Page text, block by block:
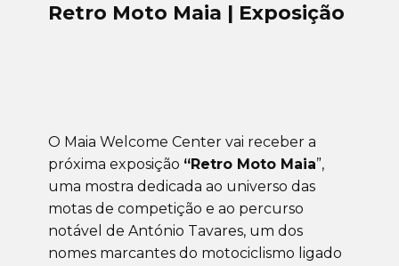
Retro Moto Maia | Exposição
O Maia Welcome Center vai receber a
próxima exposição “Retro Moto Maia”,
uma mostra dedicada ao universo das
motas de competição e ao percurso
notável de António Tavares, um dos
nomes marcantes do motociclismo ligado